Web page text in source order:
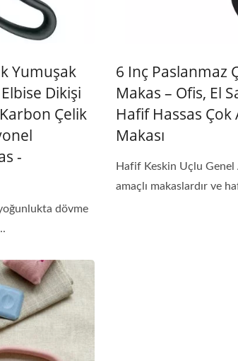
Yumuşak
Dikişi
Çelik
-
dövme
6 Inç Paslanmaz
Makas – Ofis, El
Hafif Hassas Çok
Makası
Hafif Keskin Uçlu Genel
amaçlı makaslardır ve